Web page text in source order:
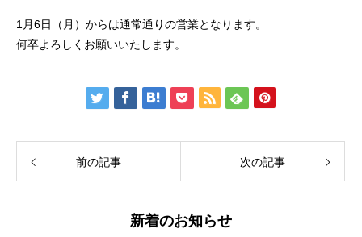
1月6日（月）からは通常通りの営業となります。
何卒よろしくお願いいたします。
前の記事 次の記事
新着のお知らせ